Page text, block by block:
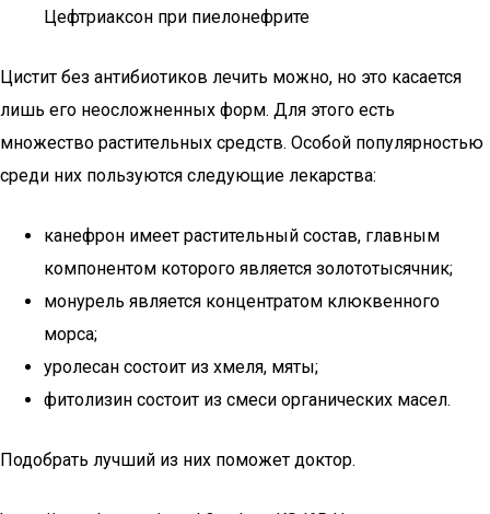
Цефтриаксон при пиелонефрите
Цистит без антибиотиков лечить можно, но это касается
лишь его неосложненных форм. Для этого есть
множество растительных средств. Особой популярностью
среди них пользуются следующие лекарства:
канефрон имеет растительный состав, главным
компонентом которого является золототысячник;
монурель является концентратом клюквенного
морса;
уролесан состоит из хмеля, мяты;
фитолизин состоит из смеси органических масел.
Подобрать лучший из них поможет доктор.